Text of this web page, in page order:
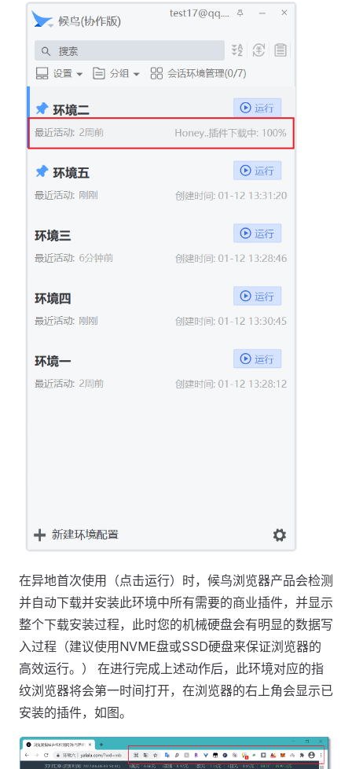
在异地首次使用（点击运行）时，候鸟浏览器产品会检测
并自动下载并安装此环境中所有需要的商业插件，并显示
整个下载安装过程，此时您的机械硬盘会有明显的数据写
入过程（建议使用NVME盘或SSD硬盘来保证浏览器的
高效运行。） 在进行完成上述动作后，此环境对应的指
纹浏览器将会第一时间打开，在浏览器的右上角会显示已
安装的插件，如图。